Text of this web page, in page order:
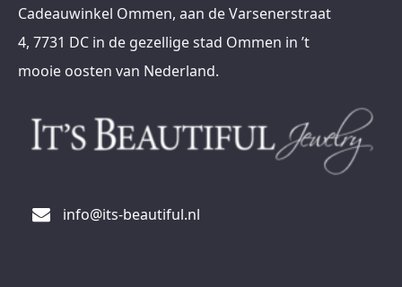
Cadeauwinkel Ommen, aan de Varsenerstraat
4, 7731 DC in de gezellige stad Ommen in ’t
mooie oosten van Nederland.
info@its-beautiful.nl